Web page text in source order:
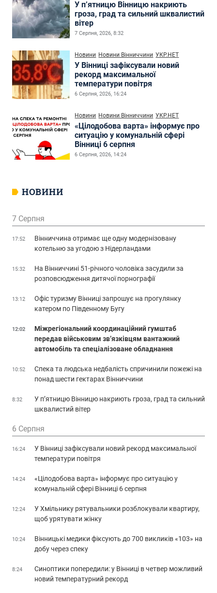
У п’ятницю Вінницю накриють
гроза, град та сильний шквалистий
вітер
7 Серпня, 2026, 8:32
Новини Новини Вінниччини УКР.НЕТ
У Вінниці зафіксували новий
рекорд максимальної
температури повітря
6 Серпня, 2026, 16:24
Новини Новини Вінниччини УКР.НЕТ
«Цілодобова варта» інформує про
ситуацію у комунальній сфері
Вінниці 6 серпня
6 Серпня, 2026, 14:24
НОВИНИ
7 Серпня
17:52
Вінниччина отримає ще одну модернізовану
котельню за угодою з Нідерландами
15:32
На Вінниччині 51-річного чоловіка засудили за
розповсюдження дитячої порнографії
13:12
Офіс туризму Вінниці запрошує на прогулянку
катером по Південному Бугу
12:02
Міжрегіональний координаційний гумштаб
передав військовим зв’язківцям вантажний
автомобіль та спеціалізоване обладнання
10:52
Спека та людська недбалість спричинили пожежі на
понад шести гектарах Вінниччини
8:32
У п’ятницю Вінницю накриють гроза, град та сильний
шквалистий вітер
6 Серпня
16:24
У Вінниці зафіксували новий рекорд максимальної
температури повітря
14:24
«Цілодобова варта» інформує про ситуацію у
комунальній сфері Вінниці 6 серпня
12:24
У Хмільнику рятувальники розблокували квартиру,
щоб урятувати жінку
10:24
Вінницькі медики фіксують до 700 викликів «103» на
добу через спеку
8:24
Синоптики попередили: у Вінниці в четвер можливий
новий температурний рекорд